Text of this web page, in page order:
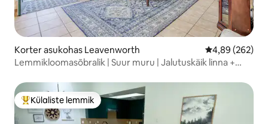
Korter asukohas Leavenworth Keskmine
4,89 (262)
Lemmikloomasõbralik | Suur muru | Jalutuskäik linna +
Külaliste suur lemmik
Külaliste lemmik